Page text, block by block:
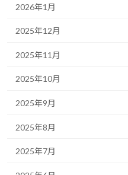
2026年1月
2025年12月
2025年11月
2025年10月
2025年9月
2025年8月
2025年7月